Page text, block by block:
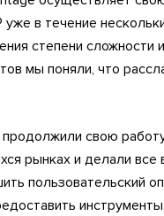
в течение
степени сложности
мы поняли, что
свою
рынках и делали все
пользовательский